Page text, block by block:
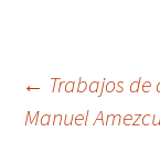
← Trabajos
Manuel